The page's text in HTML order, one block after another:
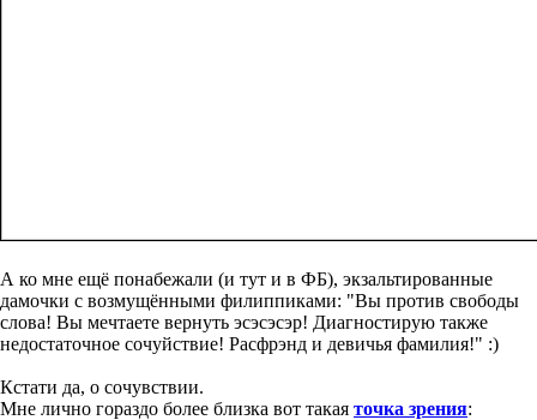
А ко мне ещё понабежали (и тут и в ФБ), экзальтированные
дамочки с возмущёнными филиппиками: "Вы против свободы
слова! Вы мечтаете вернуть эсэсэсэр! Диагностирую также
недостаточное сочуйствие! Расфрэнд и девичья фамилия!" :)
Кстати да, о сочувствии.
Мне лично гораздо более близка вот такая точка зрения: